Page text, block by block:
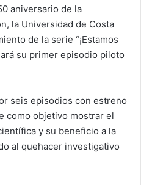
aniversario de la
la Universidad de Costa
de la serie “¡Estamos
su primer episodio piloto
seis episodios con estreno
como objetivo mostrar el
y su beneficio a la
al quehacer investigativo